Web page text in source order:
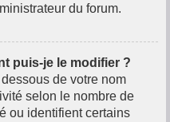
du forum.
puis-je le modifier ?
de votre nom
selon le nombre de
ou identifient certains